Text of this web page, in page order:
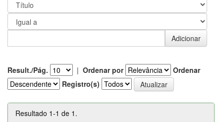
Result./Pág. | Ordenar por
Ordenar
Registro(s)
Resultado 1-1 de 1.